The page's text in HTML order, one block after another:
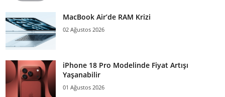
MacBook Air’de RAM Krizi
02 Ağustos 2026
iPhone 18 Pro Modelinde Fiyat Artışı
Yaşanabilir
01 Ağustos 2026